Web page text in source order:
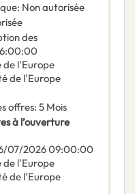
: Non autorisée
des
de l'Europe
de l'Europe
offres: 5 Mois
à l’ouverture
07/202609:00:00
de l'Europe
de l'Europe